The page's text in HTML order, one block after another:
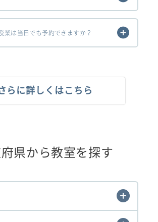
業は当日でも予約できますか？
らに詳しくはこちら
県から教室を探す